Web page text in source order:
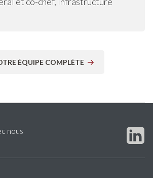
ÉQUIPE COMPLÈTE
nous